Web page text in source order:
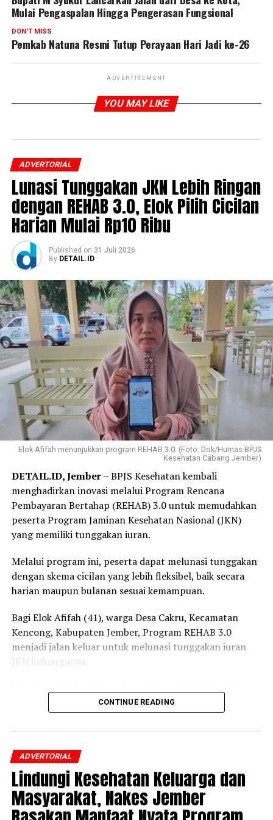
Mulai Pengaspalan Hingga Pengerasan Fungsional
DON'T MISS
Pemkab Natuna Resmi Tutup Perayaan Hari Jadi ke-26
ADVERTISEMENT
YOU MAY LIKE
ADVERTORIAL
Lunasi Tunggakan JKN Lebih Ringan
dengan REHAB 3.0, Elok Pilih Cicilan
Harian Mulai Rp10 Ribu
Published on 31 Juli 2026
By DETAIL.ID
Elok Afifah menunjukkan program REHAB 3.0. (Foto: Dok/Humas BPJS
Kesehatan Cabang Jember)
DETAIL.ID, Jember– BPJS Kesehatan kembali
menghadirkan inovasi melalui Program Rencana
Pembayaran Bertahap (REHAB) 3.0 untuk memudahkan
peserta Program Jaminan Kesehatan Nasional (JKN)
yang memiliki tunggakan iuran.
Melalui program ini, peserta dapat melunasi tunggakan
dengan skema cicilan yang lebih fleksibel, baik secara
harian maupun bulanan sesuai kemampuan.
Bagi Elok Afifah (41), warga Desa Cakru, Kecamatan
Kencong, Kabupaten Jember, Program REHAB 3.0
menjadi jalan keluar untuk melunasi tunggakan iuran
JKN keluarganya.
Bukan Penerima Upah) dan BP (Bukan Pekerja)
mengetahui adanya program tersebut.
Setelah mendapatkan penjelasan dari petugas BPJS
Kesehatan mengenai skema cicilan dan prosedur
pendaftarannya, ia pun memutuskan mengikuti
Program REHAB 3.0.
CONTINUE READING
ADVERTORIAL
Lindungi Kesehatan Keluarga dan
Masyarakat, Nakes Jember